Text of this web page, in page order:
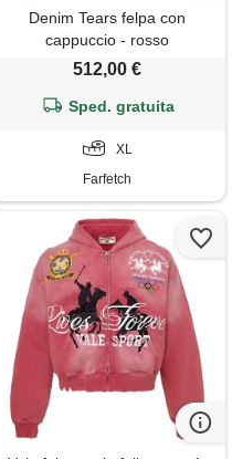
Denim Tears felpa con
cappuccio - rosso
512,00 €
Sped. gratuita
XL
Farfetch